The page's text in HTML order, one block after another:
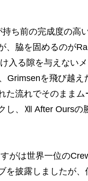
ち前の完成度の高
、脇を固めるのが
入る隙を与えない
Grimsenを飛び越え
た流れでそのまま
し、Ⅻ After Oursの
がは世界一位の
を披露しましたが